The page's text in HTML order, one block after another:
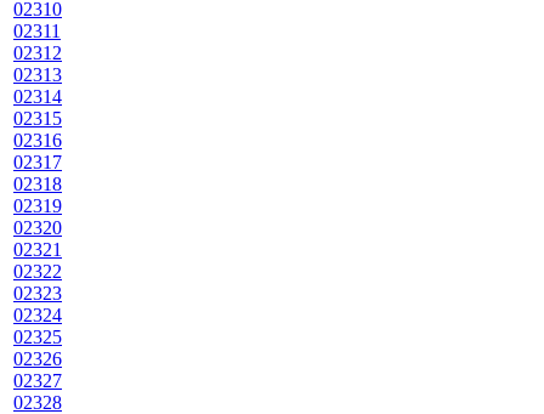
02310
02311
02312
02313
02314
02315
02316
02317
02318
02319
02320
02321
02322
02323
02324
02325
02326
02327
02328